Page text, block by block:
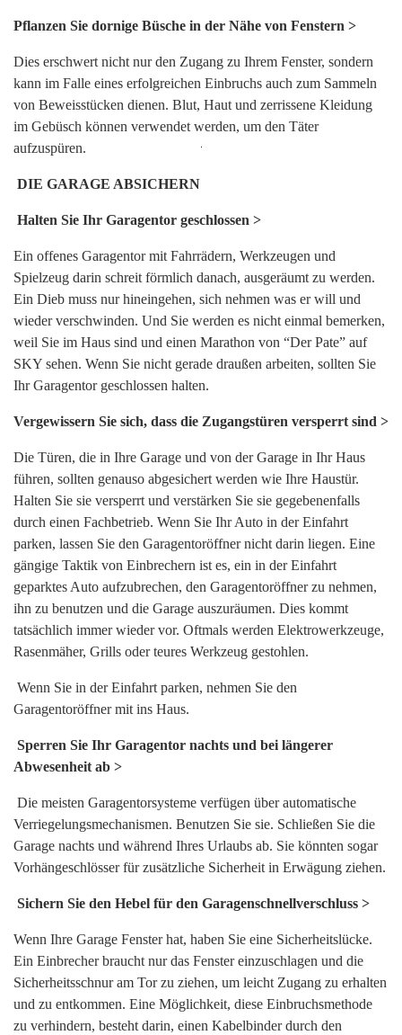
Pflanzen Sie dornige Büsche in der Nähe von Fenstern >
Dies erschwert nicht nur den Zugang zu Ihrem Fenster, sondern
kann im Falle eines erfolgreichen Einbruchs auch zum Sammeln
von Beweisstücken dienen. Blut, Haut und zerrissene Kleidung
im Gebüsch können verwendet werden, um den Täter
aufzuspüren.
DIE GARAGE ABSICHERN
Halten Sie Ihr Garagentor geschlossen >
Ein offenes Garagentor mit Fahrrädern, Werkzeugen und
Spielzeug darin schreit förmlich danach, ausgeräumt zu werden.
Ein Dieb muss nur hineingehen, sich nehmen was er will und
wieder verschwinden. Und Sie werden es nicht einmal bemerken,
weil Sie im Haus sind und einen Marathon von “Der Pate” auf
SKY sehen. Wenn Sie nicht gerade draußen arbeiten, sollten Sie
Ihr Garagentor geschlossen halten.
Vergewissern Sie sich, dass die Zugangstüren versperrt sind >
Die Türen, die in Ihre Garage und von der Garage in Ihr Haus
führen, sollten genauso abgesichert werden wie Ihre Haustür.
Halten Sie sie versperrt und verstärken Sie sie gegebenenfalls
durch einen Fachbetrieb. Wenn Sie Ihr Auto in der Einfahrt
parken, lassen Sie den Garagentoröffner nicht darin liegen. Eine
gängige Taktik von Einbrechern ist es, ein in der Einfahrt
geparktes Auto aufzubrechen, den Garagentoröffner zu nehmen,
ihn zu benutzen und die Garage auszuräumen. Dies kommt
tatsächlich immer wieder vor. Oftmals werden Elektrowerkzeuge,
Rasenmäher, Grills oder teures Werkzeug gestohlen.
Wenn Sie in der Einfahrt parken, nehmen Sie den
Garagentoröffner mit ins Haus.
Sperren Sie Ihr Garagentor nachts und bei längerer
Abwesenheit ab >
Die meisten Garagentorsysteme verfügen über automatische
Verriegelungsmechanismen. Benutzen Sie sie. Schließen Sie die
Garage nachts und während Ihres Urlaubs ab. Sie könnten sogar
Vorhängeschlösser für zusätzliche Sicherheit in Erwägung ziehen.
Sichern Sie den Hebel für den Garagenschnellverschluss >
Wenn Ihre Garage Fenster hat, haben Sie eine Sicherheitslücke.
Ein Einbrecher braucht nur das Fenster einzuschlagen und die
Sicherheitsschnur am Tor zu ziehen, um leicht Zugang zu erhalten
und zu entkommen. Eine Möglichkeit, diese Einbruchsmethode
zu verhindern, besteht darin, einen Kabelbinder durch den